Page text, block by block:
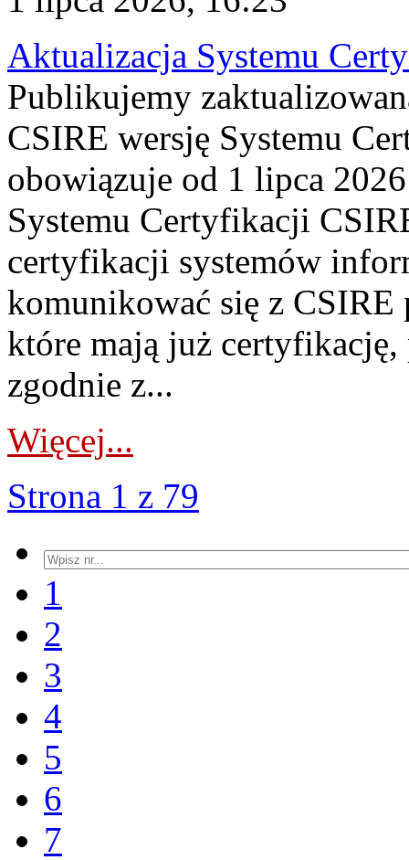
Aktualizacja Systemu
Publikujemy
CSIRE wersję Systemu
obowiązuje od 1 lipca
Systemu Certyfikacji
certyfikacji systemów
komunikować się z
które mają już
zgodnie z...
Więcej...
Strona 1 z 79
1
2
3
4
5
6
7